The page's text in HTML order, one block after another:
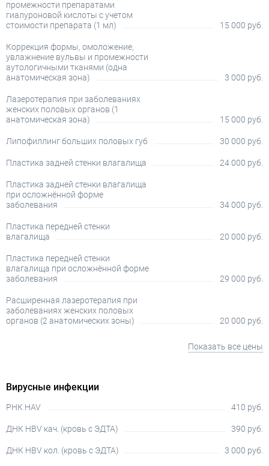
промежности препаратами
гиалуроновой кислоты с учетом
стоимости препарата (1 мл)
15 000 руб.
Коррекция формы, омоложение,
увлажнение вульвы и промежности
аутологичными тканями (одна
анатомическая зона)
3 000 руб.
Лазеротерапия при заболеваниях
женских половых органов (1
анатомическая зона)
15 000 руб.
Липофиллинг больших половых губ 30 000 руб.
Пластика задней стенки влагалища 24 000 руб.
Пластика задней стенки влагалища
при осложнённой форме
заболевания
34 000 руб.
Пластика передней стенки
влагалища
20 000 руб.
Пластика передней стенки
влагалища при осложнённой форме
заболевания
29 000 руб.
Расширенная лазеротерапия при
заболеваниях женских половых
органов (2 анатомических зоны)
20 000 руб.
Показать все цены
Вирусные инфекции
РНК HAV 410 руб.
ДНК HBV кач. (кровь с ЭДТА) 390 руб.
ДНК HBV кол. (кровь с ЭДТА) 3 000 руб.